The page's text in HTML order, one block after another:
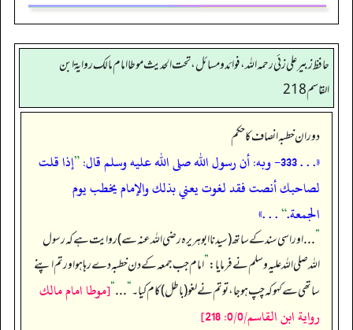
حافظ زبير على زئي رحمه الله، فوائد و مسائل، تحت الحديث موطا امام مالك رواية ابن
القاسم 218
دوران خطبہ انصاف کا حکم
«. . . 333- وبه: أن رسول الله صلى الله عليه وسلم قال: ”إذا قلت
لصاحبك أنصت فقد لغوت يعني بذلك والإمام يخطب يوم
الجمعة.“
. . .»
”. . . اور اسی سند کے ساتھ (سیدنا ابوہریرہ رضی اللہ عنہ سے) روایت ہے کہ رسول
اللہ صلی اللہ علیہ وسلم نے فرمایا:”امام جب جمعہ کے دن خطبہ دے رہا ہو اور تم اپنے
ساتھی سے کہو کہ چپ ہو جا، تو تم نے لغو (باطل) کام کیا۔“
. . .
“[موطا امام مالك
رواية ابن القاسم/0/0: 218]